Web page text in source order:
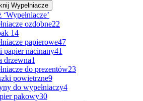
Wypełniacze
‘Wypełniacze’
ozdobne22
14
papierowe47
papier nacinany41
drzewna1
do prezentów23
powietrzne9
do wypełniaczy4
pakowy30